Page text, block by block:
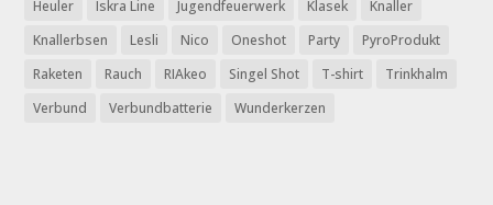
Heuler
Iskra Line Jugendfeuerwerk Klasek
Knaller
Knallerbsen
Lesli Nico Oneshot Party
PyroProdukt
Raketen
Rauch RIAkeo Singel Shot T-shirt
Trinkhalm
Verbund
Verbundbatterie Wunderkerzen